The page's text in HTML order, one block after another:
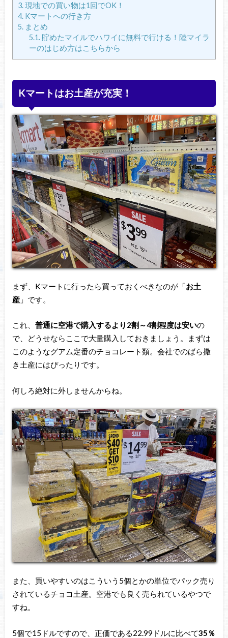
3.現地での買い物は1回でOK！
4.Kマートへの行き方
5.まとめ
5.1.貯めたマイルでハワイに無料で行ける！陸マイラ
ーのはじめ方はこちらから
Kマートはお土産が充実！
まず、Kマートに行ったら買っておくべきなのが「お土
産」です。
これ、 普通に空港で購入するより2割～4割程度は安いの
で、どうせならここで大量購入しておきましょう。まずは
このようなグアム定番のチョコレート類。会社でのばら撒
き土産にはぴったりです。
何しろ絶対に外しませんからね。
また、買いやすいのはこういう5個とかの単位でパック売り
されているチョコ土産。空港でも良く売られているやつで
すね。
5個で15ドルですので、正価である22.99ドルに比べて35％